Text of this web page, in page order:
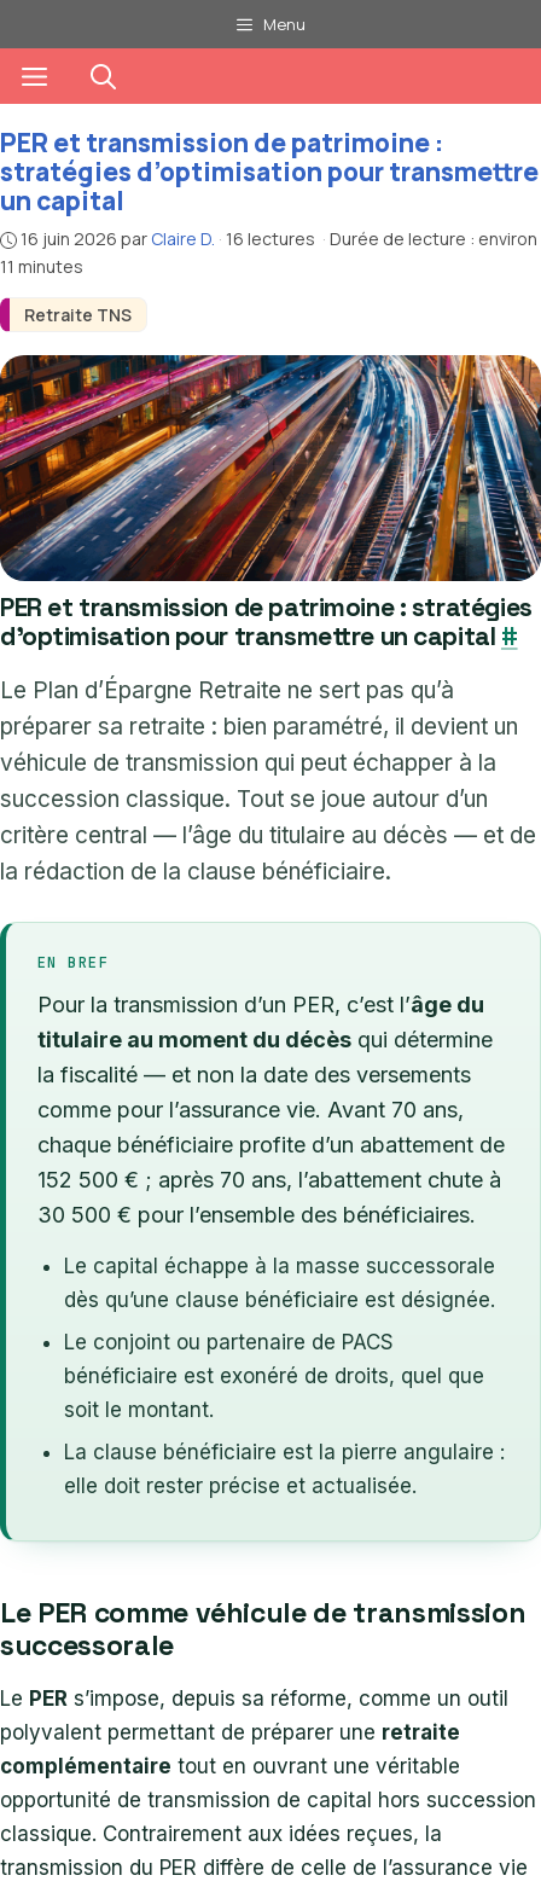
au
contenu
Menu
Menu
Retraite TNS
PER et transmission de patrimoine :
stratégies d’optimisation pour transmettre
un capital
16 juin 2026 par Claire D. · 16 lectures · Durée de lecture : environ
11 minutes
PER et transmission de patrimoine : stratégies
d’optimisation pour transmettre un capital #
Le Plan d’Épargne Retraite ne sert pas qu’à
préparer sa retraite : bien paramétré, il devient un
véhicule de transmission qui peut échapper à la
succession classique. Tout se joue autour d’un
critère central — l’âge du titulaire au décès — et de
la rédaction de la clause bénéficiaire.
EN BREF
Pour la transmission d’un PER, c’est l’âge du
titulaire au moment du décès qui détermine
la fiscalité — et non la date des versements
comme pour l’assurance vie. Avant 70 ans,
chaque bénéficiaire profite d’un abattement de
152 500 € ; après 70 ans, l’abattement chute à
30 500 € pour l’ensemble des bénéficiaires.
Le capital échappe à la masse successorale
dès qu’une clause bénéficiaire est désignée.
Le conjoint ou partenaire de PACS
bénéficiaire est exonéré de droits, quel que
soit le montant.
La clause bénéficiaire est la pierre angulaire :
elle doit rester précise et actualisée.
Le PER comme véhicule de transmission
successorale
Le PER s’impose, depuis sa réforme, comme un outil
polyvalent permettant de préparer une retraite
complémentaire tout en ouvrant une véritable
opportunité de transmission de capital hors succession
classique. Contrairement aux idées reçues, la
transmission du PER diffère de celle de l’assurance vie